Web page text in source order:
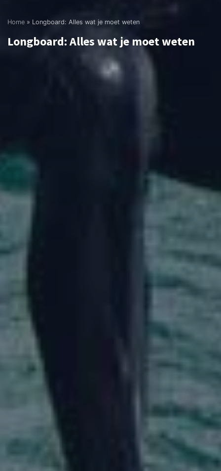
Home » Longboard: Alles wat je moet weten
Longboard: Alles wat je moet weten